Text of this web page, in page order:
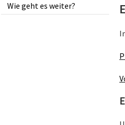
Wie geht es weiter?